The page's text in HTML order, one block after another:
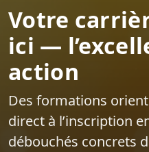
Votre
ici —
action
Des formations
direct à l’inscription
débouchés concrets